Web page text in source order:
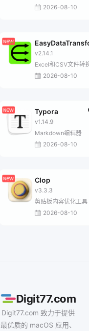
2026-08-10
v2.14.1
Excel和CSV文件转
2026-08-10
Typora
v1.14.9
Markdown编辑器
2026-08-10
Clop
v3.3.3
剪贴板内容优化工具
2026-08-10
Digit77.com
Digit77.com 致力于提供
最优质的 macOS 应用、